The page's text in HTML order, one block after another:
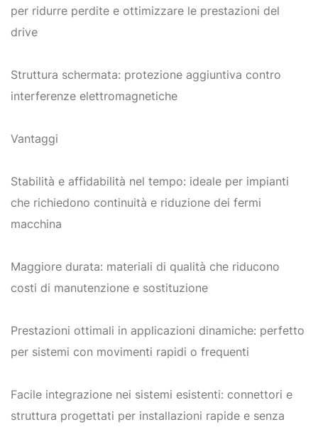
per ridurre perdite e ottimizzare le prestazioni del
drive
Struttura schermata: protezione aggiuntiva contro
interferenze elettromagnetiche
Vantaggi
Stabilità e affidabilità nel tempo: ideale per impianti
che richiedono continuità e riduzione dei fermi
macchina
Maggiore durata: materiali di qualità che riducono
costi di manutenzione e sostituzione
Prestazioni ottimali in applicazioni dinamiche: perfetto
per sistemi con movimenti rapidi o frequenti
Facile integrazione nei sistemi esistenti: connettori e
struttura progettati per installazioni rapide e senza